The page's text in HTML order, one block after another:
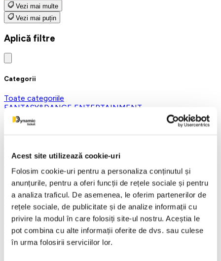
Acest site utilizează cookie-uri
Folosim cookie-uri pentru a personaliza conținutul și
anunțurile, pentru a oferi funcții de rețele sociale și pentru
a analiza traficul. De asemenea, le oferim partenerilor de
rețele sociale, de publicitate și de analize informații cu
privire la modul în care folosiți site-ul nostru. Aceștia le
pot combina cu alte informații oferite de dvs. sau culese
în urma folosirii serviciilor lor.
Vezi mai multe
Vezi mai puțin
Aplică filtre
Categorii
Toate categoriile
FANTASY&DANCE ENTERTAINMENT
Recomandate
Spargatorul de Nuci
TNB
Sala Palatului
Teatru ROMEO si JULIETA
Teatrul Muzical Ambasadorii
Caragiale
Musical Extravaganza
Prestige Art Production
Teatrul National de Opereta si Musical
Concerte și Festivaluri